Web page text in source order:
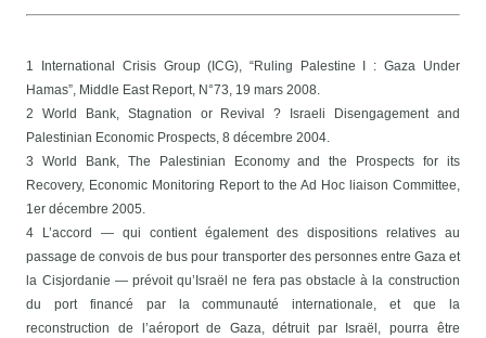
1 International Crisis Group (ICG), “Ruling Palestine I : Gaza Under
Hamas”, Middle East Report, N°73, 19 mars 2008.
2 World Bank, Stagnation or Revival ? Israeli Disengagement and
Palestinian Economic Prospects, 8 décembre 2004.
3 World Bank, The Palestinian Economy and the Prospects for its
Recovery, Economic Monitoring Report to the Ad Hoc liaison Committee,
1er décembre 2005.
4 L’accord — qui contient également des dispositions relatives au
passage de convois de bus pour transporter des personnes entre Gaza et
la Cisjordanie — prévoit qu’Israël ne fera pas obstacle à la construction
du port financé par la communauté internationale, et que la
reconstruction de l’aéroport de Gaza, détruit par Israël, pourra être